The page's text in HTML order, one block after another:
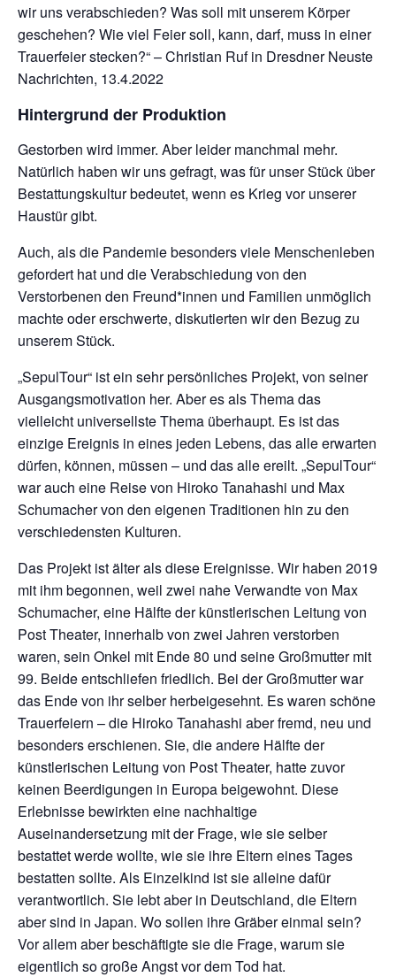
wir uns verabschieden? Was soll mit unserem Körper
geschehen? Wie viel Feier soll, kann, darf, muss in einer
Trauerfeier stecken?“ – Christian Ruf in Dresdner Neuste
Nachrichten, 13.4.2022
Hintergrund der Produktion
Gestorben wird immer. Aber leider manchmal mehr.
Natürlich haben wir uns gefragt, was für unser Stück über
Bestattungskultur bedeutet, wenn es Krieg vor unserer
Haustür gibt.
Auch, als die Pandemie besonders viele Menschenleben
gefordert hat und die Verabschiedung von den
Verstorbenen den Freund*innen und Familien unmöglich
machte oder erschwerte, diskutierten wir den Bezug zu
unserem Stück.
„SepulTour“ ist ein sehr persönliches Projekt, von seiner
Ausgangsmotivation her. Aber es als Thema das
vielleicht universellste Thema überhaupt. Es ist das
einzige Ereignis in eines jeden Lebens, das alle erwarten
dürfen, können, müssen – und das alle ereilt. „SepulTour“
war auch eine Reise von Hiroko Tanahashi und Max
Schumacher von den eigenen Traditionen hin zu den
verschiedensten Kulturen.
Das Projekt ist älter als diese Ereignisse. Wir haben 2019
mit ihm begonnen, weil zwei nahe Verwandte von Max
Schumacher, eine Hälfte der künstlerischen Leitung von
Post Theater, innerhalb von zwei Jahren verstorben
waren, sein Onkel mit Ende 80 und seine Großmutter mit
99. Beide entschliefen friedlich. Bei der Großmutter war
das Ende von ihr selber herbeigesehnt. Es waren schöne
Trauerfeiern – die Hiroko Tanahashi aber fremd, neu und
besonders erschienen. Sie, die andere Hälfte der
künstlerischen Leitung von Post Theater, hatte zuvor
keinen Beerdigungen in Europa beigewohnt. Diese
Erlebnisse bewirkten eine nachhaltige
Auseinandersetzung mit der Frage, wie sie selber
bestattet werde wollte, wie sie ihre Eltern eines Tages
bestatten sollte. Als Einzelkind ist sie alleine dafür
verantwortlich. Sie lebt aber in Deutschland, die Eltern
aber sind in Japan. Wo sollen ihre Gräber einmal sein?
Vor allem aber beschäftigte sie die Frage, warum sie
eigentlich so große Angst vor dem Tod hat.